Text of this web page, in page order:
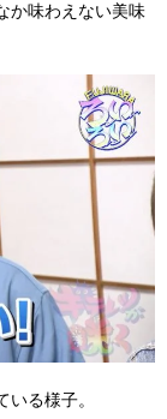
か味わえない美味
る様子。